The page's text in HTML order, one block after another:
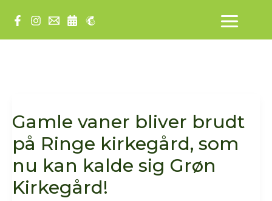
indholdet
Gamle vaner bliver brudt
på Ringe kirkegård, som
nu kan kalde sig Grøn
Kirkegård!